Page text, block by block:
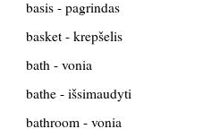
basis - pagrindas
basket - krepšelis
bath - vonia
bathe - išsimaudyti
bathroom - vonia